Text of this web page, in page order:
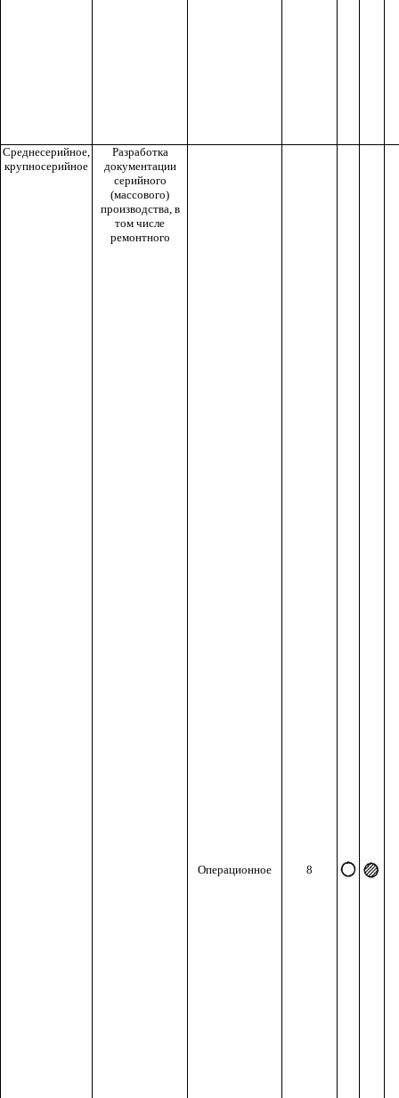
Среднесерийное,
крупносерийное
Разработка
документации
серийного
(массового)
производства, в
том числе
ремонтного
Операционное 8